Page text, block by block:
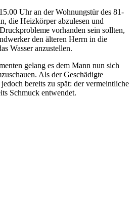
Uhr an der Wohnungstür des 81-
die Heizkörper abzulesen und
vorhanden sein sollten,
den älteren Herrn in die
Wasser anzustellen.
gelang es dem Mann nun sich
Als der Geschädigte
bereits zu spät: der vermeintliche
Schmuck entwendet.